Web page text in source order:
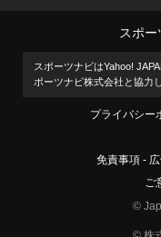
スポー
スポーツナビはYahoo!
ポーツナビ株式会社と協力
プライバシー
免責事項
ご
©